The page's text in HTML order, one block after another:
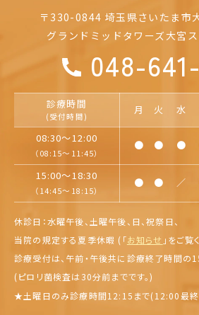
〒330-0844 埼玉県さいたま市
グランドミッドタワーズ大宮
048-
診療時間
(受付時間)
月 火 水
08:30～12:00
（08:15～11:45）
● ● ●
15:00～18:30
（14:45～18:15）
● ● ／
休診日：水曜午後、土曜午後、日、祝祭日、
当院の規定する夏季休暇 (「お知らせ 」をご覧
診療受付は、午前・午後共に診療終了時間の
(ピロリ菌検査は30分前までです。)
★土曜日のみ診療時間12:15まで(12:00最